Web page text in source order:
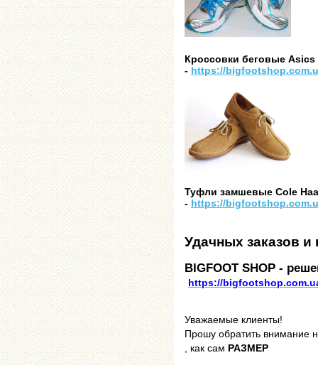
Кроссовки беговые Asics
- https://
Туфли замшевые Cole
- https://
Удачных заказов и
BIGFOOT SHOP -
https://
Уважаемые клиенты!
Прошу обратить внимание
, как сам РАЗМЕР